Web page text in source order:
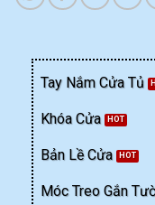
Tay Nắm Cửa Tủ
Khóa Cửa
Bản Lề Cửa
Móc Treo Gắn